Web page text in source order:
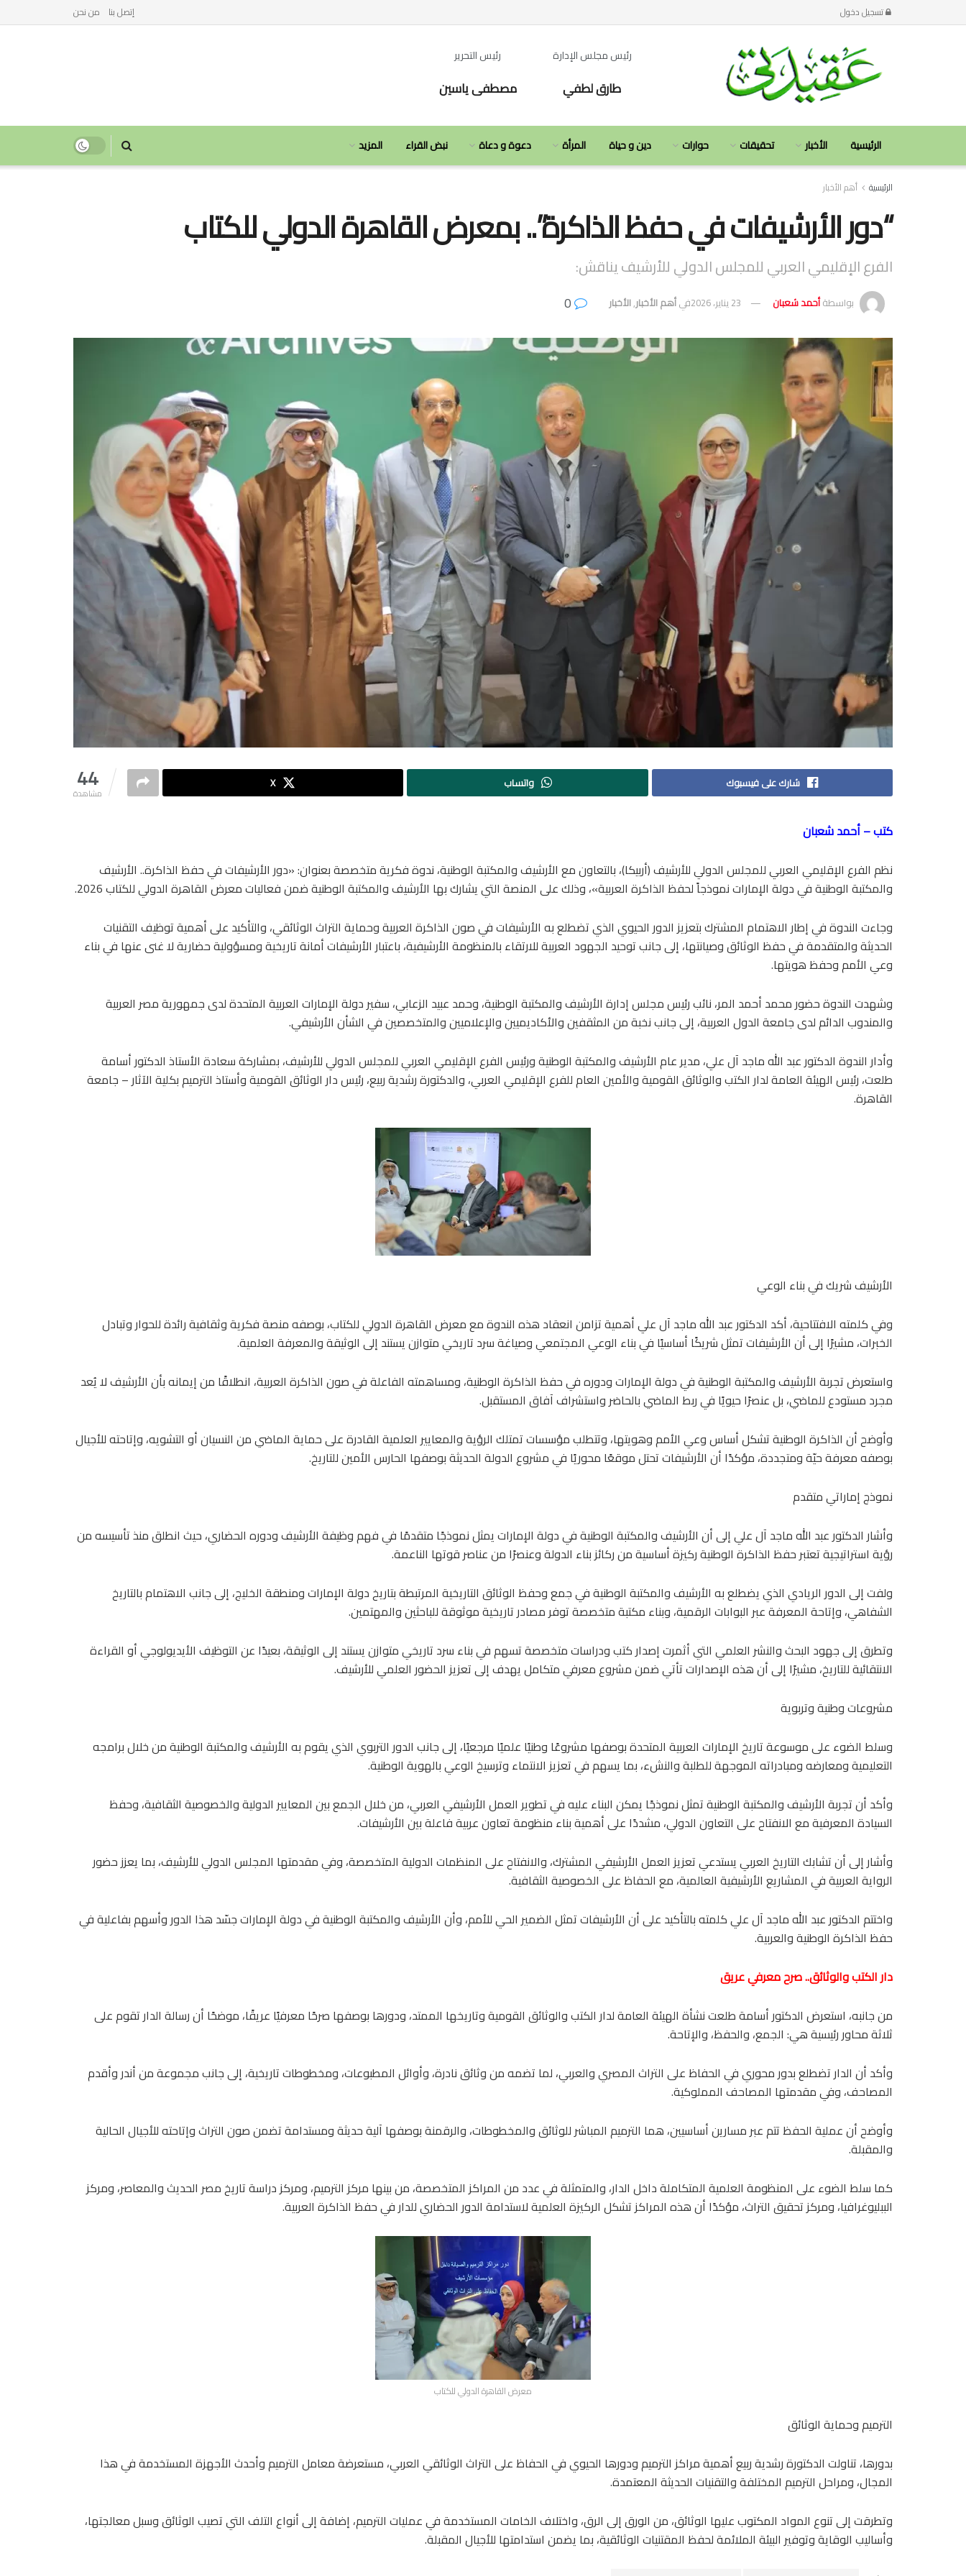
تسجيل دخول إتصل بنا من نحن
رئيس مجلس الإدارة
طارق لطفي
رئيس التحرير
مصطفى ياسين
الرئيسية الأخبار تحقيقات حوارات دين و حياة المرأة دعوة و دعاة نبض القراء المزيد
الرئيسية أهم الأخبار
“دور الأرشيفات في حفظ الذاكرة”.. بمعرض القاهرة الدولي للكتاب
الفرع الإقليمي العربي للمجلس الدولي للأرشيف يناقش:
بواسطةأحمد شعبان 23 يناير، 2026 فيأهم الأخبار,الأخبار
44
مشاهدة
شارك على فيسبوك واتساب X
كتب – أحمد شعبان
نظم الفرع الإقليمي العربي للمجلس الدولي للأرشيف (أربيكا)، بالتعاون مع الأرشيف والمكتبة الوطنية، ندوة فكرية متخصصة بعنوان: «دور الأرشيفات في حفظ الذاكرة.. الأرشيف
والمكتبة الوطنية في دولة الإمارات نموذجاً لحفظ الذاكرة العربية»، وذلك على المنصة التي يشارك بها الأرشيف والمكتبة الوطنية ضمن فعاليات معرض القاهرة الدولي للكتاب 2026.
وجاءت الندوة في إطار الاهتمام المشترك بتعزيز الدور الحيوي الذي تضطلع به الأرشيفات في صون الذاكرة العربية وحماية التراث الوثائقي، والتأكيد على أهمية توظيف التقنيات
الحديثة والمتقدمة في حفظ الوثائق وصيانتها، إلى جانب توحيد الجهود العربية للارتقاء بالمنظومة الأرشيفية، باعتبار الأرشيفات أمانة تاريخية ومسؤولية حضارية لا غنى عنها في بناء
وعي الأمم وحفظ هويتها.
وشهدت الندوة حضور محمد أحمد المر، نائب رئيس مجلس إدارة الأرشيف والمكتبة الوطنية، وحمد عبيد الزعابي، سفير دولة الإمارات العربية المتحدة لدى جمهورية مصر العربية
والمندوب الدائم لدى جامعة الدول العربية، إلى جانب نخبة من المثقفين والأكاديميين والإعلاميين والمتخصصين في الشأن الأرشيفي.
وأدار الندوة الدكتور عبد الله ماجد آل علي، مدير عام الأرشيف والمكتبة الوطنية ورئيس الفرع الإقليمي العربي للمجلس الدولي للأرشيف، بمشاركة سعادة الأستاذ الدكتور أسامة
طلعت، رئيس الهيئة العامة لدار الكتب والوثائق القومية والأمين العام للفرع الإقليمي العربي، والدكتورة رشدية ربيع، رئيس دار الوثائق القومية وأستاذ الترميم بكلية الآثار – جامعة
القاهرة.
الأرشيف شريك في بناء الوعي
وفي كلمته الافتتاحية، أكد الدكتور عبد الله ماجد آل علي أهمية تزامن انعقاد هذه الندوة مع معرض القاهرة الدولي للكتاب، بوصفه منصة فكرية وثقافية رائدة للحوار وتبادل
الخبرات، مشيرًا إلى أن الأرشيفات تمثل شريكًا أساسيًا في بناء الوعي المجتمعي وصياغة سرد تاريخي متوازن يستند إلى الوثيقة والمعرفة العلمية.
واستعرض تجربة الأرشيف والمكتبة الوطنية في دولة الإمارات ودوره في حفظ الذاكرة الوطنية، ومساهمته الفاعلة في صون الذاكرة العربية، انطلاقًا من إيمانه بأن الأرشيف لا يُعد
مجرد مستودع للماضي، بل عنصرًا حيويًا في ربط الماضي بالحاضر واستشراف آفاق المستقبل.
وأوضح أن الذاكرة الوطنية تشكل أساس وعي الأمم وهويتها، وتتطلب مؤسسات تمتلك الرؤية والمعايير العلمية القادرة على حماية الماضي من النسيان أو التشويه، وإتاحته للأجيال
بوصفه معرفة حيّة ومتجددة، مؤكدًا أن الأرشيفات تحتل موقعًا محوريًا في مشروع الدولة الحديثة بوصفها الحارس الأمين للتاريخ.
نموذج إماراتي متقدم
وأشار الدكتور عبد الله ماجد آل علي إلى أن الأرشيف والمكتبة الوطنية في دولة الإمارات يمثل نموذجًا متقدمًا في فهم وظيفة الأرشيف ودوره الحضاري، حيث انطلق منذ تأسيسه من
رؤية استراتيجية تعتبر حفظ الذاكرة الوطنية ركيزة أساسية من ركائز بناء الدولة وعنصرًا من عناصر قوتها الناعمة.
ولفت إلى الدور الريادي الذي يضطلع به الأرشيف والمكتبة الوطنية في جمع وحفظ الوثائق التاريخية المرتبطة بتاريخ دولة الإمارات ومنطقة الخليج، إلى جانب الاهتمام بالتاريخ
الشفاهي، وإتاحة المعرفة عبر البوابات الرقمية، وبناء مكتبة متخصصة توفر مصادر تاريخية موثوقة للباحثين والمهتمين.
وتطرق إلى جهود البحث والنشر العلمي التي أثمرت إصدار كتب ودراسات متخصصة تسهم في بناء سرد تاريخي متوازن يستند إلى الوثيقة، بعيدًا عن التوظيف الأيديولوجي أو القراءة
الانتقائية للتاريخ، مشيرًا إلى أن هذه الإصدارات تأتي ضمن مشروع معرفي متكامل يهدف إلى تعزيز الحضور العلمي للأرشيف.
مشروعات وطنية وتربوية
وسلط الضوء على موسوعة تاريخ الإمارات العربية المتحدة بوصفها مشروعًا وطنيًا علميًا مرجعيًا، إلى جانب الدور التربوي الذي يقوم به الأرشيف والمكتبة الوطنية من خلال برامجه
التعليمية ومعارضه ومبادراته الموجهة للطلبة والنشء، بما يسهم في تعزيز الانتماء وترسيخ الوعي بالهوية الوطنية.
وأكد أن تجربة الأرشيف والمكتبة الوطنية تمثل نموذجًا يمكن البناء عليه في تطوير العمل الأرشيفي العربي، من خلال الجمع بين المعايير الدولية والخصوصية الثقافية، وحفظ
السيادة المعرفية مع الانفتاح على التعاون الدولي، مشددًا على أهمية بناء منظومة تعاون عربية فاعلة بين الأرشيفات.
وأشار إلى أن تشابك التاريخ العربي يستدعي تعزيز العمل الأرشيفي المشترك، والانفتاح على المنظمات الدولية المتخصصة، وفي مقدمتها المجلس الدولي للأرشيف، بما يعزز حضور
الرواية العربية في المشاريع الأرشيفية العالمية، مع الحفاظ على الخصوصية الثقافية.
واختتم الدكتور عبد الله ماجد آل علي كلمته بالتأكيد على أن الأرشيفات تمثل الضمير الحي للأمم، وأن الأرشيف والمكتبة الوطنية في دولة الإمارات جسّد هذا الدور وأسهم بفاعلية في
حفظ الذاكرة الوطنية والعربية.
دار الكتب والوثائق.. صرح معرفي عريق
من جانبه، استعرض الدكتور أسامة طلعت نشأة الهيئة العامة لدار الكتب والوثائق القومية وتاريخها الممتد، ودورها بوصفها صرحًا معرفيًا عريقًا، موضحًا أن رسالة الدار تقوم على
ثلاثة محاور رئيسية هي: الجمع، والحفظ، والإتاحة.
وأكد أن الدار تضطلع بدور محوري في الحفاظ على التراث المصري والعربي، لما تضمه من وثائق نادرة، وأوائل المطبوعات، ومخطوطات تاريخية، إلى جانب مجموعة من أندر وأقدم
المصاحف، وفي مقدمتها المصاحف المملوكية.
وأوضح أن عملية الحفظ تتم عبر مسارين أساسيين، هما الترميم المباشر للوثائق والمخطوطات، والرقمنة بوصفها آلية حديثة ومستدامة تضمن صون التراث وإتاحته للأجيال الحالية
والمقبلة.
كما سلط الضوء على المنظومة العلمية المتكاملة داخل الدار، والمتمثلة في عدد من المراكز المتخصصة، من بينها مركز الترميم، ومركز دراسة تاريخ مصر الحديث والمعاصر، ومركز
الببليوغرافيا، ومركز تحقيق التراث، مؤكدًا أن هذه المراكز تشكل الركيزة العلمية لاستدامة الدور الحضاري للدار في حفظ الذاكرة العربية.
معرض القاهرة الدولي للكتاب
الترميم وحماية الوثائق
بدورها، تناولت الدكتورة رشدية ربيع أهمية مراكز الترميم ودورها الحيوي في الحفاظ على التراث الوثائقي العربي، مستعرضة معامل الترميم وأحدث الأجهزة المستخدمة في هذا
المجال، ومراحل الترميم المختلفة والتقنيات الحديثة المعتمدة.
وتطرقت إلى تنوع المواد المكتوب عليها الوثائق، من الورق إلى الرق، واختلاف الخامات المستخدمة في عمليات الترميم، إضافة إلى أنواع التلف التي تصيب الوثائق وسبل معالجتها،
وأساليب الوقاية وتوفير البيئة الملائمة لحفظ المقتنيات الوثائقية، بما يضمن استدامتها للأجيال المقبلة.